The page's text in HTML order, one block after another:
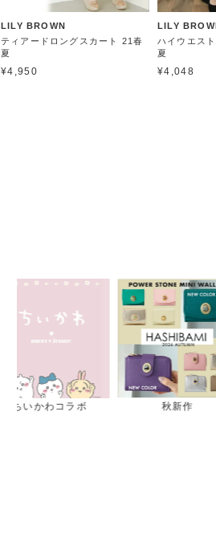
LILY BROWN
ティアードロングスカート 21春
夏
¥4,950
LILY
ハイウエス
夏
¥4,048
夏セール 最終